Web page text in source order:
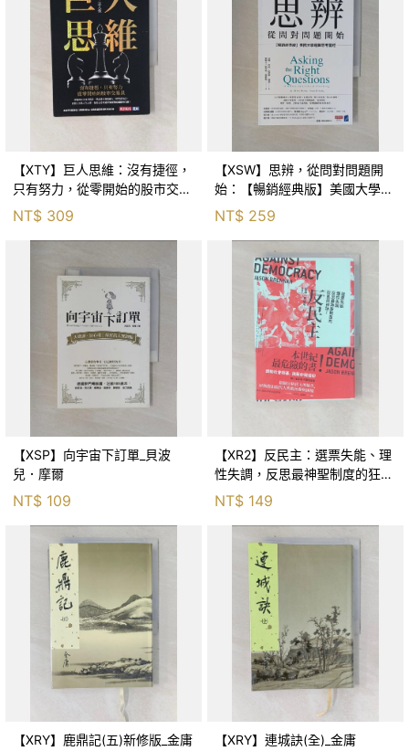
【XTY】巨人思維：沒有捷徑，
只有努力，從零開始的股市交易
員_巨人傑
NT$ 309
【XSW】思辨，從問對問題開
始：【暢銷經典版】美國大學邏
輯思考聖經_尼爾．布朗, 史都
華．基里, 羅耀宗, 蔡宏明, 黃賓
NT$ 259
【XSP】向宇宙下訂單_貝波
兒．摩爾
NT$ 109
【XR2】反民主：選票失能、理
性失調，反思最神聖制度的狂亂
NT$ 149
【XRY】鹿鼎記(五)新修版_金庸 【XRY】連城訣(全)_金庸